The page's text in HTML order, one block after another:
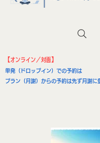
【オンライン／対面】
単発（ドロップイン）
プラン（月謝）からの予約は先ず月謝